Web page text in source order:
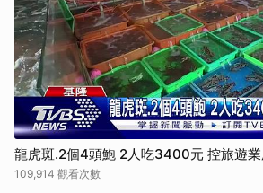
龍虎斑.2個4頭鮑 2人吃3400元 控旅遊業
109,914 觀看次數